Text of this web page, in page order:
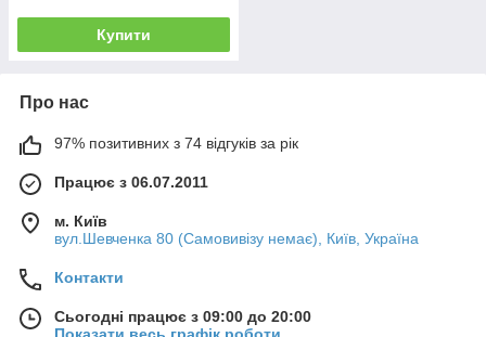
Купити
Про нас
97% позитивних з 74 відгуків за рік
Працює з 06.07.2011
м. Київ
вул.Шевченка 80 (Самовивізу немає), Київ, Україна
Контакти
Сьогодні працює з 09:00 до 20:00